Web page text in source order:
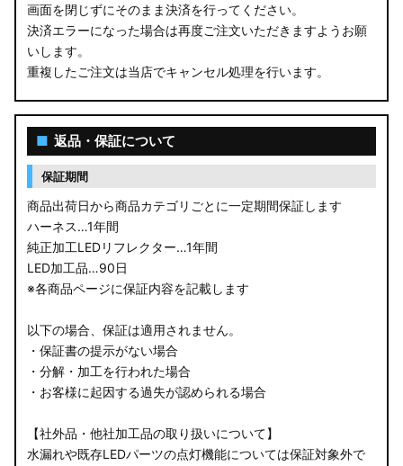
画面を閉じずにそのまま決済を行ってください。
決済エラーになった場合は再度ご注文いただきますようお願
いします。
重複したご注文は当店でキャンセル処理を行います。
■ 返品・保証について
保証期間
商品出荷日から商品カテゴリごとに一定期間保証します
ハーネス…1年間
純正加工LEDリフレクター…1年間
LED加工品…90日
※各商品ページに保証内容を記載します
以下の場合、保証は適用されません。
・保証書の提示がない場合
・分解・加工を行われた場合
・お客様に起因する過失が認められる場合
【社外品・他社加工品の取り扱いについて】
水漏れや既存LEDパーツの点灯機能については保証対象外で